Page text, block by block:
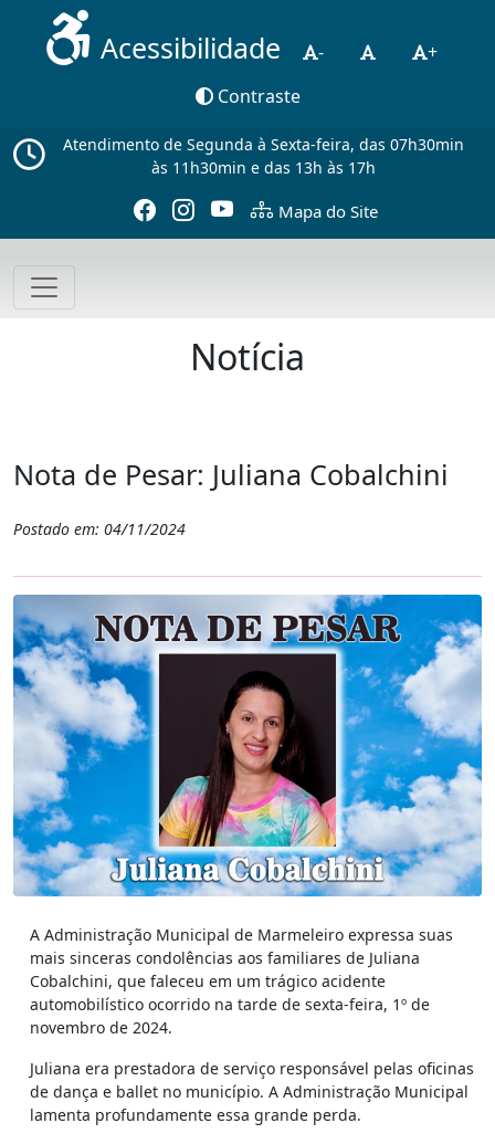
Acessibilidade -
+
Contraste
Atendimento de Segunda à Sexta-feira, das 07h30min
às 11h30min e das 13h às 17h
Mapa do Site
Notícia
Nota de Pesar: Juliana Cobalchini
Postado em: 04/11/2024
A Administração Municipal de Marmeleiro expressa suas
mais sinceras condolências aos familiares de Juliana
Cobalchini, que faleceu em um trágico acidente
automobilístico ocorrido na tarde de sexta-feira, 1º de
novembro de 2024.
Juliana era prestadora de serviço responsável pelas oficinas
de dança e ballet no município. A Administração Municipal
lamenta profundamente essa grande perda.